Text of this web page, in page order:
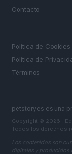
Contacto
Política de Cookies
Política de
Términos
petstory.es es una
Copyright © 2026 ·
Todos los derechos
Los contenidos son
digitales y producidos